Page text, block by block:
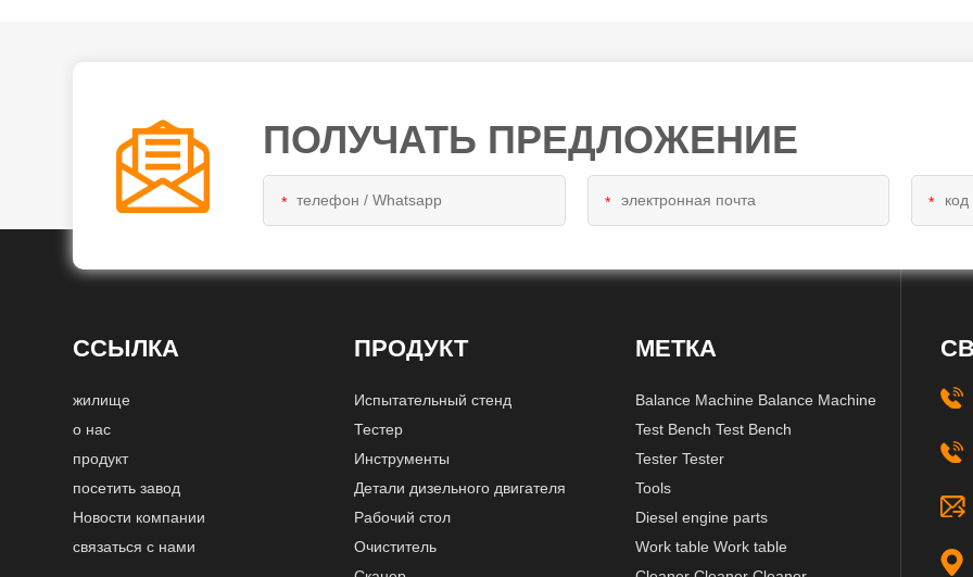
ПОЛУЧАТЬ ПРЕДЛОЖЕНИЕ
* * *
ССЫЛКА
жилище
о нас
продукт
посетить завод
Новости компании
связаться с нами
ПРОДУКТ
Испытательный стенд
Тестер
Инструменты
Детали дизельного двигателя
Рабочий стол
Очиститель
МЕТКА
Balance Machine Balance Machine
Test Bench Test Bench
Tester Tester
Tools
Diesel engine parts
Work table Work table